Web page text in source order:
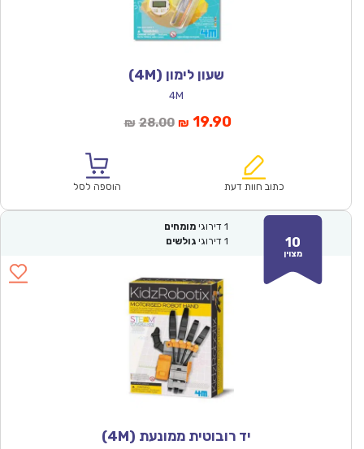
שעון לימון (4M)
4M
₪ 28.00המחיר
₪28.00.
₪ 19.90המחיר
הוא:
₪19.90.כתוב חוות דעת הוספה לסל
10
מצוין
1 דירוגי מומחים
1 דירוגי גולשים
יד רובוטית ממונעת (4M)